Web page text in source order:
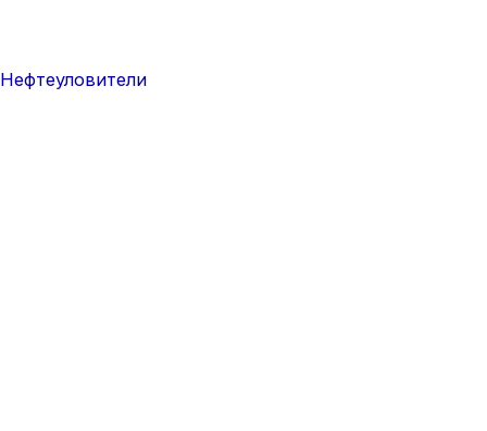
Нефтеуловители